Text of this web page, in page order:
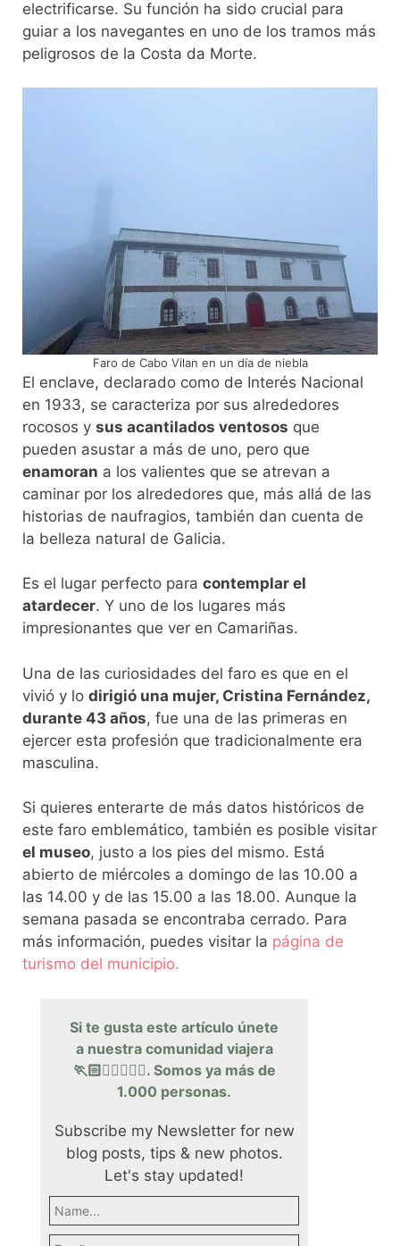
electrificarse. Su función ha sido crucial para
guiar a los navegantes en uno de los tramos más
peligrosos de la Costa da Morte.
Faro de Cabo Vilan en un día de niebla
El enclave, declarado como de Interés Nacional
en 1933, se caracteriza por sus alrededores
rocosos y sus acantilados ventosos que
pueden asustar a más de uno, pero que
enamoran a los valientes que se atrevan a
caminar por los alrededores que, más allá de las
historias de naufragios, también dan cuenta de
la belleza natural de Galicia.
Es el lugar perfecto para contemplar el
atardecer. Y uno de los lugares más
impresionantes que ver en Camariñas.
Una de las curiosidades del faro es que en el
vivió y lo dirigió una mujer, Cristina Fernández,
durante 43 años, fue una de las primeras en
ejercer esta profesión que tradicionalmente era
masculina.
Si quieres enterarte de más datos históricos de
este faro emblemático, también es posible visitar
el museo, justo a los pies del mismo. Está
abierto de miércoles a domingo de las 10.00 a
las 14.00 y de las 15.00 a las 18.00. Aunque la
semana pasada se encontraba cerrado. Para
más información, puedes visitar la página de
turismo del municipio.
Si te gusta este artículo únete
a nuestra comunidad viajera
🏃🏻🏃‍♀️🏃🏽‍♂️. Somos ya más de
1.000 personas.
Subscribe my Newsletter for new
blog posts, tips & new photos.
Let's stay updated!